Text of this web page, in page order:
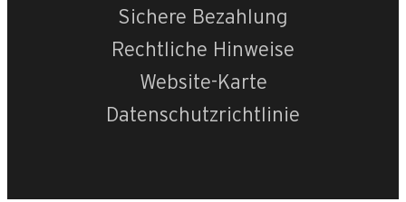
Sichere Bezahlung
Rechtliche Hinweise
Website-Karte
Datenschutzrichtlinie